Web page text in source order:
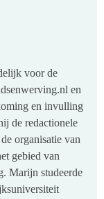
voor de
en
en invulling
de redactionele
organisatie van
gebied van
Marijn studeerde